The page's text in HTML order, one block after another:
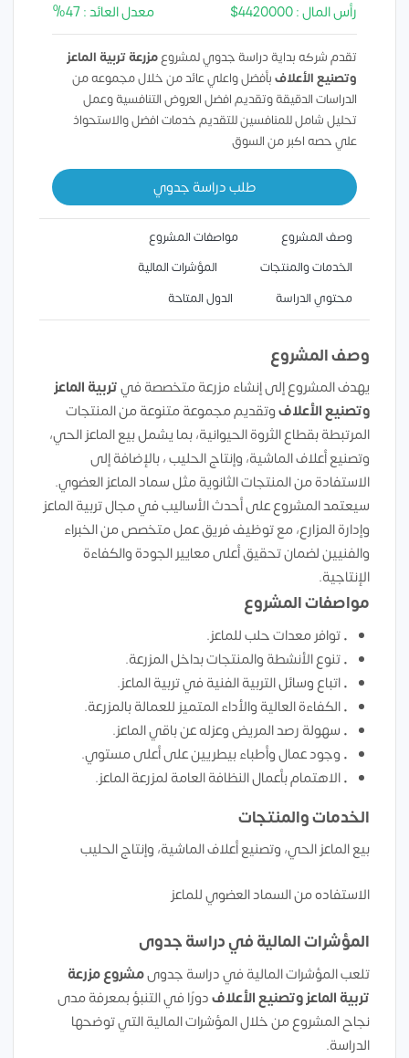
رأس المال : 4420000$ معدل العائد : 47%
تقدم شركه بداية دراسة جدوي لمشروعمزرعة تربية الماعز
وتصنيع الأعلافبأفضل واعلي عائد من خلال مجموعه من
الدراسات الدقيقة وتقديم افضل العروض التنافسية وعمل
تحليل شامل للمنافسين للتقديم خدمات افضل والاستحواذ
علي حصه اكبر من السوق
طلب دراسة جدوي
وصف المشروع
مواصفات المشروع
الخدمات والمنتجات
المؤشرات المالية
محتوي الدراسة
الدول المتاحة
وصف المشروع
يهدف المشروع إلى إنشاء مزرعة متخصصة فيتربية الماعز
وتصنيع الأعلافوتقديم مجموعة متنوعة من المنتجات
المرتبطة بقطاع الثروة الحيوانية، بما يشمل بيع الماعز الحي،
وتصنيع أعلاف الماشية، وإنتاج الحليب ، بالإضافة إلى
الاستفادة من المنتجات الثانوية مثل سماد الماعز العضوي.
سيعتمد المشروع على أحدث الأساليب في مجال تربية الماعز
وإدارة المزارع، مع توظيف فريق عمل متخصص من الخبراء
والفنيين لضمان تحقيق أعلى معايير الجودة والكفاءة
الإنتاجية.
مواصفات المشروع
• توافر معدات حلب للماعز.
• تنوع الأنشطة والمنتجات بداخل المزرعة.
• اتباع وسائل التربية الفنية في تربية الماعز.
• الكفاءة العالية والأداء المتميز للعمالة بالمزرعة.
• سهولة رصد المريض وعزله عن باقي الماعز.
• وجود عمال وأطباء بيطريين على أعلى مستوي.
• الاهتمام بأعمال النظافة العامة لمزرعة الماعز.
الخدمات والمنتجات
بيع الماعز الحي، وتصنيع أعلاف الماشية، وإنتاج الحليب
الاستفاده من السماد العضوي للماعز
المؤشرات المالية في دراسة جدوى
تلعب المؤشرات المالية في دراسة جدوىمشروع مزرعة
تربية الماعز وتصنيع الأعلافدورًا في التنبؤ بمعرفة مدى
نجاح المشروع من خلال المؤشرات المالية التي توضحها
الدراسة.